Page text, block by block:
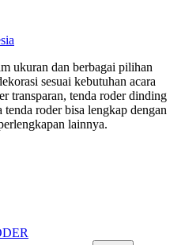
ukuran dan berbagai pilihan
sesuai kebutuhan acara
transparan, tenda roder dinding
roder bisa lengkap dengan
lainnya.